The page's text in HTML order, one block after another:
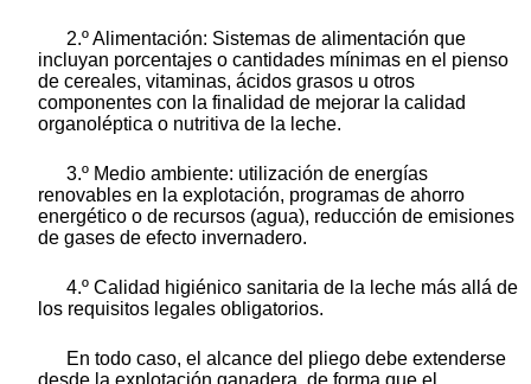
2.º Alimentación: Sistemas de alimentación que
incluyan porcentajes o cantidades mínimas en el pienso
de cereales, vitaminas, ácidos grasos u otros
componentes con la finalidad de mejorar la calidad
organoléptica o nutritiva de la leche.
3.º Medio ambiente: utilización de energías
renovables en la explotación, programas de ahorro
energético o de recursos (agua), reducción de emisiones
de gases de efecto invernadero.
4.º Calidad higiénico sanitaria de la leche más allá de
los requisitos legales obligatorios.
En todo caso, el alcance del pliego debe extenderse
desde la explotación ganadera, de forma que el